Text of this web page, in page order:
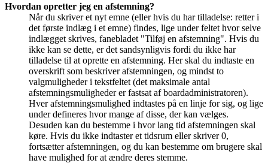
Hvordan opretter jeg en afstemning?
Når du skriver et nyt emne (eller hvis du har tilladelse: retter i
det første indlæg i et emne) findes, lige under feltet hvor selve
indlægget skrives, fanebladet "Tilføj en afstemning". Hvis du
ikke kan se dette, er det sandsynligvis fordi du ikke har
tilladelse til at oprette en afstemning. Her skal du indtaste en
overskrift som beskriver afstemningen, og mindst to
valgmuligheder i tekstfeltet (det maksimale antal
afstemningsmuligheder er fastsat af boardadministratoren).
Hver afstemningsmulighed indtastes på en linje for sig, og lige
under defineres hvor mange af disse, der kan vælges.
Desuden kan du bestemme i hvor lang tid afstemningen skal
køre. Hvis du ikke indtaster et tidsrum eller skriver 0,
fortsætter afstemningen, og du kan bestemme om brugere skal
have mulighed for at ændre deres stemme.